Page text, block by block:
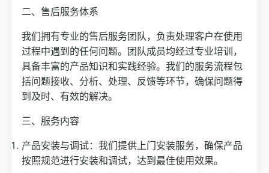
二、售后服务体系
我们拥有专业的售后服务团队，负责处理客户在使用
过程中遇到的任何问题。团队成员均经过专业培训，
具备丰富的产品知识和实践经验。我们的服务流程包
括问题接收、分析、处理、反馈等环节，确保问题得
到及时、有效的解决。
三、服务内容
产品安装与调试：我们提供上门安装服务，确保产品
按照规范进行安装和调试，达到最佳使用效果。